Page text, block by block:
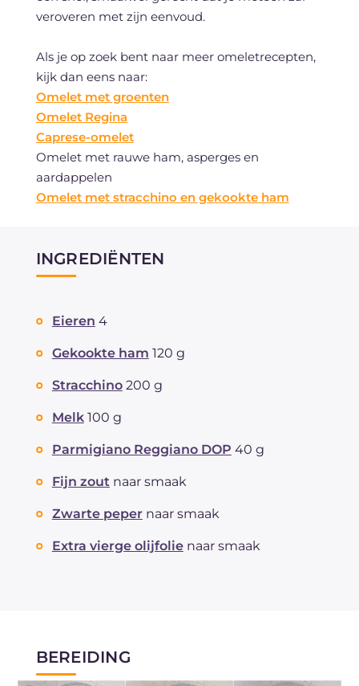
veroveren met zijn eenvoud.
Als je op zoek bent naar meer omeletrecepten,
kijk dan eens naar:
Omelet met groenten
Omelet Regina
Caprese-omelet
Omelet met rauwe ham, asperges en
aardappelen
Omelet met stracchino en gekookte ham
INGREDIËNTEN
Eieren 4
Gekookte ham 120 g
Stracchino 200 g
Melk 100 g
Parmigiano Reggiano DOP 40 g
Fijn zout naar smaak
Zwarte peper naar smaak
Extra vierge olijfolie naar smaak
BEREIDING